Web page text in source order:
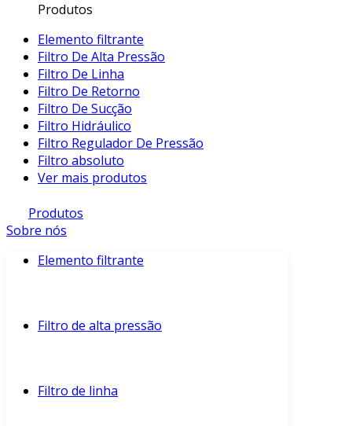
Produtos
Elemento filtrante
Filtro De Alta Pressão
Filtro De Linha
Filtro De Retorno
Filtro De Sucção
Filtro Hidráulico
Filtro Regulador De Pressão
Filtro absoluto
Ver mais produtos
Produtos
Sobre nós
Elemento filtrante
Filtro de alta pressão
Filtro de linha